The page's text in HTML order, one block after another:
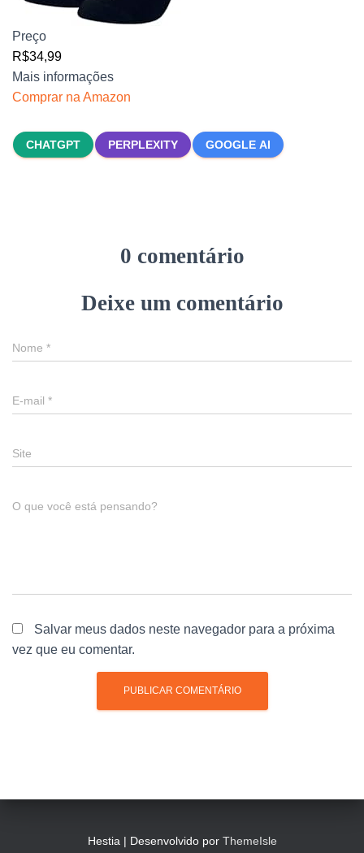
Preço
R$34,99
Mais informações
Comprar na Amazon
CHATGPT PERPLEXITY GOOGLE AI
0 comentário
Deixe um comentário
Nome *
E-mail *
Site
O que você está pensando?
Salvar meus dados neste navegador para a próxima
vez que eu comentar.
Hestia | Desenvolvido por ThemeIsle